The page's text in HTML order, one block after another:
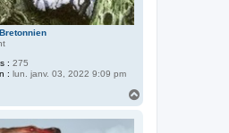
: 275
: lun. janv. 03, 2022 9:09 pm